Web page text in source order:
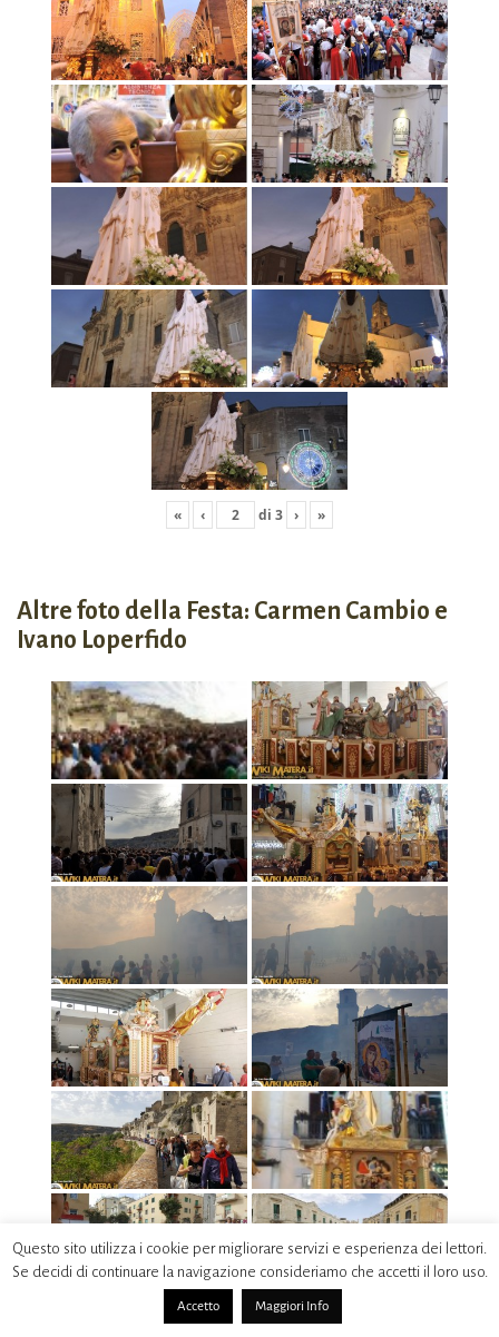
« ‹ di 3 › »
Altre foto della Festa: Carmen Cambio e
Ivano Loperfido
Questo sito utilizza i cookie per migliorare servizi e esperienza dei lettori.
Se decidi di continuare la navigazione consideriamo che accetti il loro uso.
Accetto Maggiori Info